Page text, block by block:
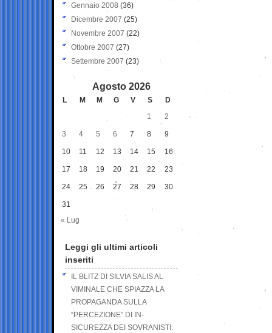
Gennaio 2008 (36)
Dicembre 2007 (25)
Novembre 2007 (22)
Ottobre 2007 (27)
Settembre 2007 (23)
Agosto 2026
L M M G V S
D
1
2
3 4 5 6 7 8 9
10 11 12 13 14 15 16
17 18 19 20 21 22 23
24 25 26 27 28 29 30
31
« Lug
Leggi gli ultimi articoli
inseriti
IL BLITZ DI SILVIA SALIS AL
VIMINALE CHE SPIAZZA LA
PROPAGANDA SULLA
“PERCEZIONE” DI IN-
SICUREZZA DEI SOVRANISTI: